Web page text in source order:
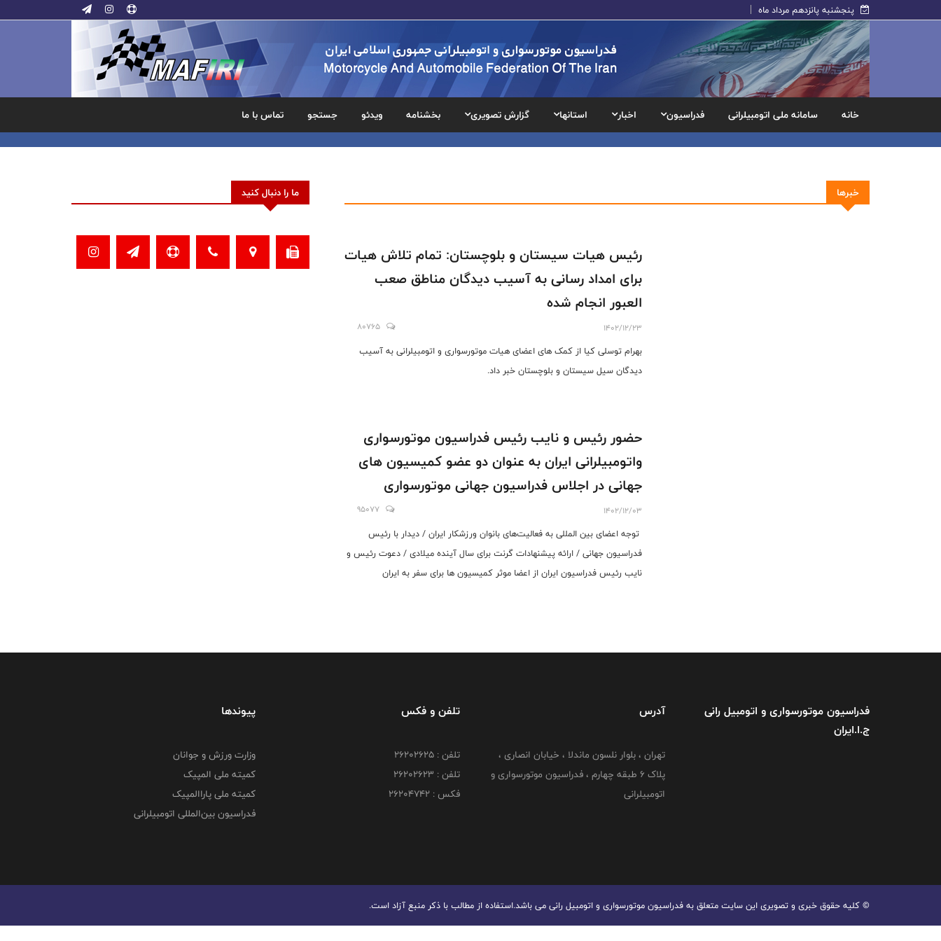
پنجشنبه پانزدهم مرداد ماه
خانه سامانه ملی اتومبیلرانی فدراسیون اخبار استانها گزارش تصویری بخشنامه ویدئو جستجو تماس با ما
خبرها
رئیس هیات سیستان و بلوچستان: تمام تلاش هیات
برای امداد رسانی به آسیب دیدگان مناطق صعب
العبور انجام شده
1402/12/23
80765
بهرام توسلی کیا از کمک های اعضای هیات موتورسواری و اتومبیلرانی به آسیب
دیدگان سیل سیستان و بلوچستان خبر داد.
حضور رئیس و نایب رئیس فدراسیون موتورسواری
واتومبیلرانی ایران به عنوان دو عضو کمیسیون های
جهانی در اجلاس فدراسیون جهانی موتورسواری
1402/12/03
95077
توجه اعضای بین المللی به فعالیت‌های بانوان ورزشکار ایران / دیدار با رئیس
فدراسیون جهانی / ارائه پیشنهادات گرنت برای سال آینده میلادی / دعوت رئیس و
نایب رئیس فدراسیون ایران از اعضا موثر کمیسیون ها برای سفر به ایران
ما را دنبال کنید
فدراسیون موتورسواری و اتومبیل رانی
ج.ا.ایران
آدرس
تهران ، بلوار نلسون ماندلا ، خیابان انصاری ،
پلاک ۶ طبقه چهارم ، فدراسیون موتورسواری و
اتومبیلرانی
تلفن و فکس
تلفن : ۲۶۲۰۲۶۲۵
تلفن : ۲۶۲۰۲۶۲۳
فکس : ۲۶۲۰۴۷۴۲
پیوندها
وزارت ورزش و جوانان
کمیته ملی المپیک
کمیته ملی پاراالمپیک
فدراسیون بین‌المللی اتومبیلرانی
© کليه حقوق خبری و تصويری اين سايت متعلق به فدراسیون موتورسواری و اتومبیل رانی می باشد.استفاده از مطالب با ذكر منبع آزاد است.